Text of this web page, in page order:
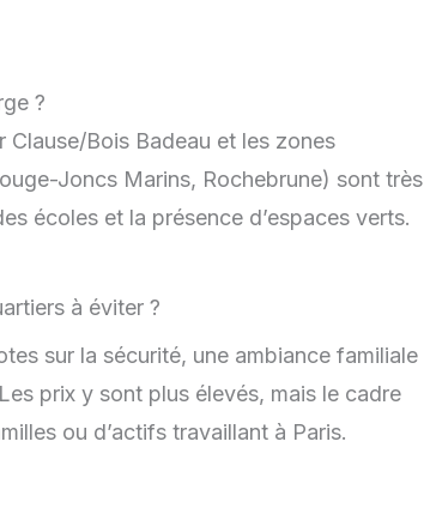
?
Clause/Bois Badeau et les zones
Joncs Marins, Rochebrune) sont très
écoles et la présence d’espaces verts.
sur la sécurité, une ambiance familiale
prix y sont plus élevés, mais le cadre
ou d’actifs travaillant à Paris.